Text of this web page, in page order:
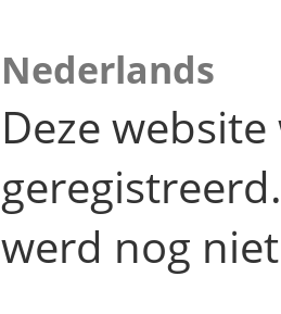
Nederlands
Deze
werd nog